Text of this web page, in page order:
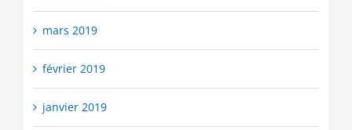
mars 2019
février 2019
janvier 2019